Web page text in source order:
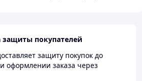
покупателей
защиту покупок до
оформлении заказа через